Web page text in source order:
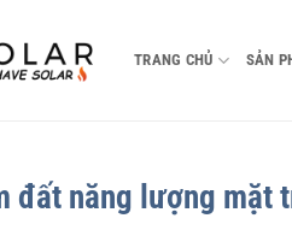
TRANG CHỦ SẢN
đất năng lượng mặt